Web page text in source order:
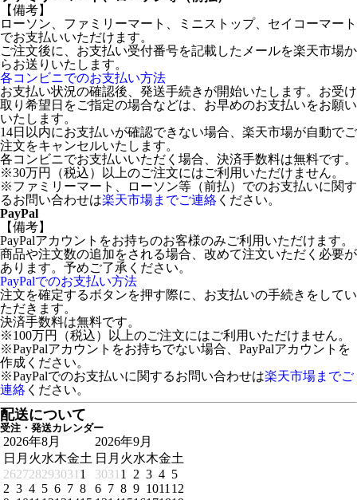
【備考】
ローソン、ファミリーマート、ミニストップ、セイコーマート
でお支払いいただけます。
ご注文後に、お支払い受付番号を記載したメールを楽天市場か
らお送りいたします。
各コンビニでのお支払い方法
お支払い状況の確認後、発送手続きが開始いたします。お受け
取り希望日をご指定の場合などは、お早めのお支払いをお願い
いたします。
14日以内にお支払いが確認できない場合、楽天市場が自動でご
注文をキャンセルいたします。
各コンビニでお支払いいただく場合、決済手数料は無料です。
※30万円（税込）以上のご注文にはご利用いただけません。
※ファミリーマート、ローソン等（前払）でのお支払いに関す
るお問い合わせは楽天市場までご連絡 ください。
PayPal
【備考】
PayPalアカウントをお持ちのお客様のみご利用いただけます。
商品や注文数の追加をされる場合、改めて注文いただく必要が
あります。予めご了承ください。
PayPalでのお支払い方法
注文を確定するボタンを押す際に、お支払いの手続きをしてい
ただきます。
決済手数料は無料です。
※100万円（税込）以上のご注文にはご利用いただけません。
※PayPalアカウントをお持ちでない場合、PayPalアカウントを
作成ください。
※PayPalでのお支払いに関するお問い合わせは楽天市場までご
連絡 ください。
配送について
受注・発送カレンダー
2026年8月
日 月 火水木金土
262728293031 1
2 3 4 5 6 7 8
2026年9月
日 月 火水木金土
3031 1 2 3 4 5
6 7 8 9 1011 12